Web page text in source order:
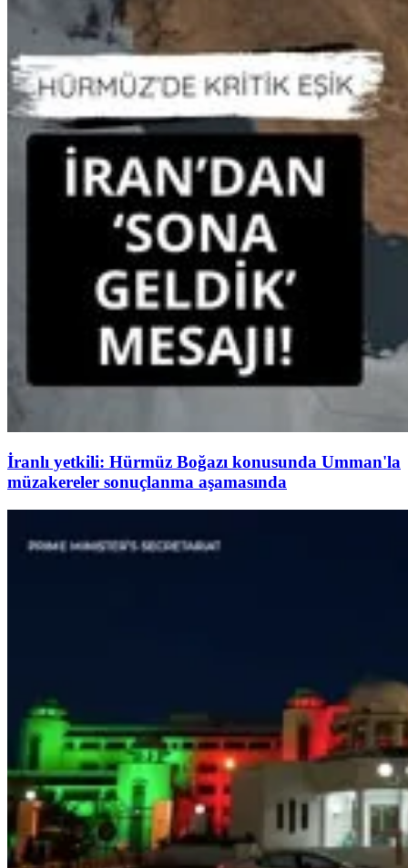
İranlı yetkili: Hürmüz Boğazı konusunda Umman'la
müzakereler sonuçlanma aşamasında